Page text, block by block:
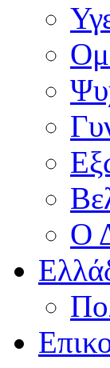
Ο